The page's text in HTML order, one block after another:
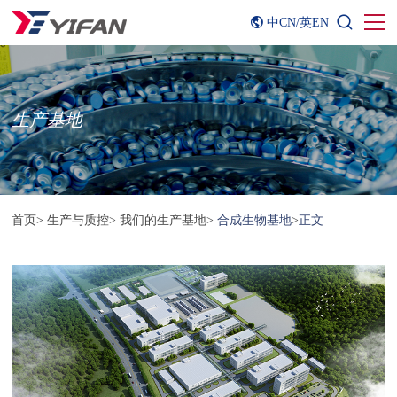
中CN/英EN
生产基地
首页>生产与质控>我们的生产基地>合成生物基地>正文